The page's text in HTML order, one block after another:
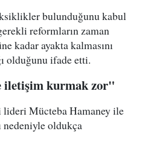
bulunduğunu kabul
reformların zaman
kadar ayakta kalmasını
olduğunu ifade etti.
iletişim kurmak zor"
lideri Mücteba Hamaney ile
oldukça